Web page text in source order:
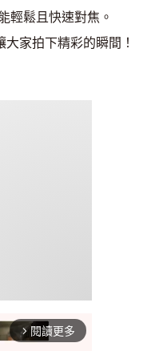
輕鬆且快速對焦。
家拍下精彩的瞬間！
arrow_forward_ios 閱讀更多